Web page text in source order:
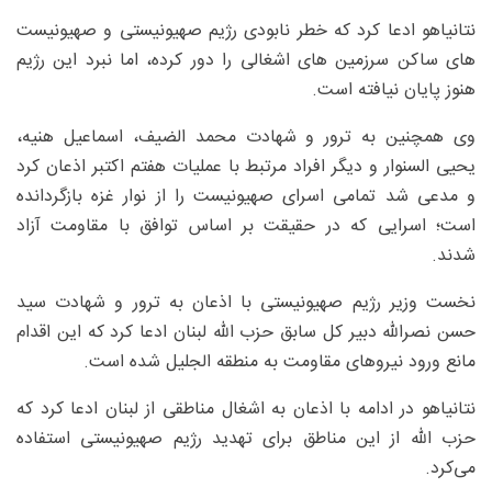
نتانیاهو ادعا کرد که خطر نابودی رژیم صهیونیستی و صهیونیست
های ساکن سرزمین های اشغالی را دور کرده، اما نبرد این رژیم
هنوز پایان نیافته است.
وی همچنین به ترور و شهادت محمد الضیف، اسماعیل هنیه،
یحیی السنوار و دیگر افراد مرتبط با عملیات هفتم اکتبر اذعان کرد
و مدعی شد تمامی اسرای صهیونیست را از نوار غزه بازگردانده
است؛ اسرایی که در حقیقت بر اساس توافق با مقاومت آزاد
شدند.
نخست وزیر رژیم صهیونیستی با اذعان به ترور و شهادت سید
حسن نصرالله دبیر کل سابق حزب الله لبنان ادعا کرد که این اقدام
مانع ورود نیروهای مقاومت به منطقه الجلیل شده است.
نتانیاهو در ادامه با اذعان به اشغال مناطقی از لبنان ادعا کرد که
حزب ‌الله از این مناطق برای تهدید رژیم صهیونیستی استفاده
می‌کرد.